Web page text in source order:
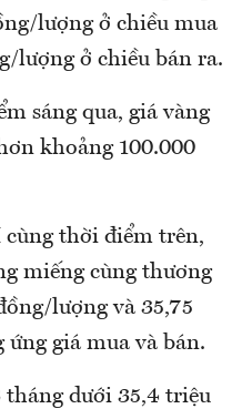
lượng ở chiều mua
lượng ở chiều bán ra.
sáng qua, giá vàng
khoảng 100.000
thời điểm trên,
miếng cùng thương
lượng và 35,75
giá mua và bán.
tháng dưới 35,4 triệu